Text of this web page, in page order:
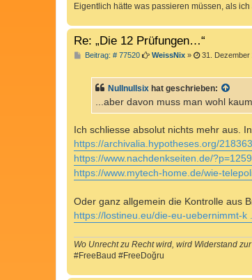
Eigentlich hätte was passieren müssen, als
Re: „Die 12 Prüfungen…“
Beitrag: # 77520B
r
a
WeissNix» 31. Dezember
Nullnullsix hat geschrieben:
...aber davon muss man wohl
Ich schliesse absolut nichts mehr aus.
https://archivalia.hypotheses.org/218363
https://www.nachdenkseiten.de/
https://www.mytech-home.de/wie-
Oder ganz allgemein die Kontrolle aus
https://lostineu.eu/die-eu-uebernimmt-k
Wo Unrecht zu Recht wird, wird Widerstand
#FreeBaud #FreeDoğru